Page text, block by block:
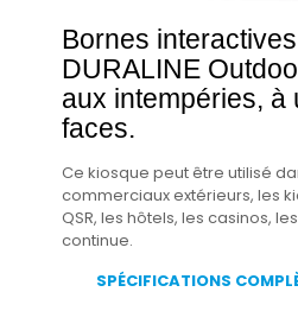
Bornes
DURALINE
aux intempéries, à
faces.
Ce kiosque peut être utilisé
commerciaux extérieurs, les
QSR, les hôtels, les casinos,
continue.
SPÉCIFICATIONS